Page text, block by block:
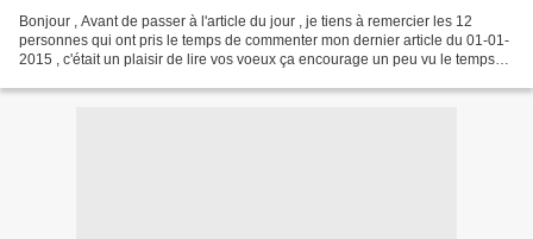
Bonjour , Avant de passer à l'article du jour , je tiens à remercier les 12
personnes qui ont pris le temps de commenter mon dernier article du 01-01-
2015 , c'était un plaisir de lire vos voeux ça encourage un peu vu le temps